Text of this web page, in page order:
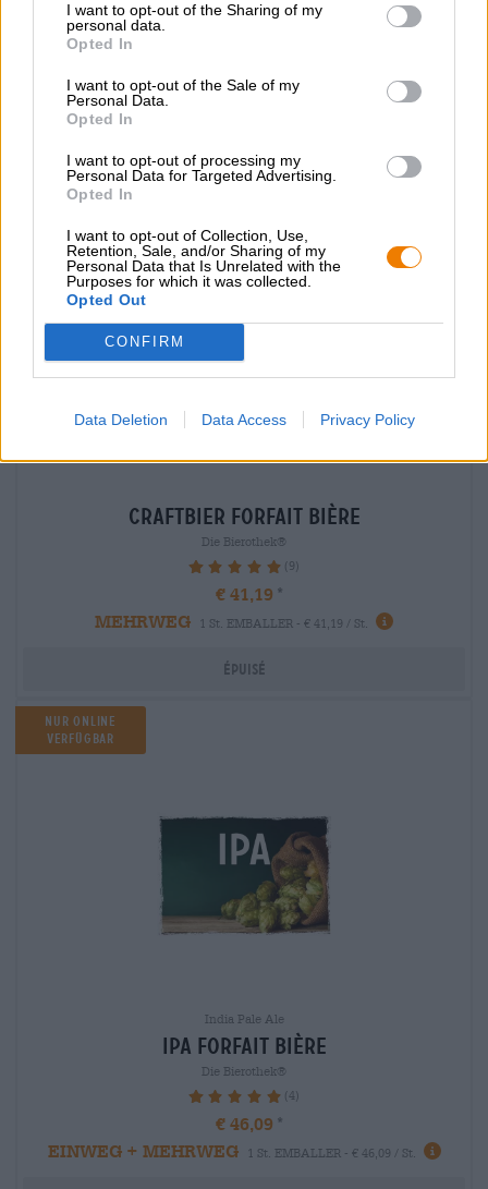
I want to opt-out of the Sharing of my
personal data.
Opted In
I want to opt-out of the Sale of my
Personal Data.
Opted In
I want to opt-out of processing my
Personal Data for Targeted Advertising.
Opted In
I want to opt-out of Collection, Use,
Retention, Sale, and/or Sharing of my
Personal Data that Is Unrelated with the
Purposes for which it was collected.
Opted Out
CONFIRM
Data Deletion Data Access Privacy Policy
€ 46,39
MEHRWEG
Épuisé
craftbier Forfait bière
Die Bierothek®
100% (9)
€ 41,19
MEHRWEG
1 St. EMBALLER - € 41,19 / St.
Épuisé
Nur Online
verfügbar
India Pale Ale
ipa Forfait bière
Die Bierothek®
100% (4)
€ 46,09
EINWEG + MEHRWEG
1 St. EMBALLER - € 46,09 / St.